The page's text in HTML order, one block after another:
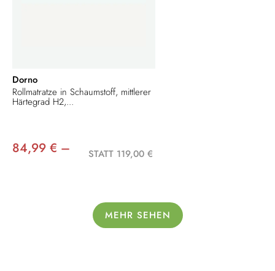
Dorno
Rollmatratze in Schaumstoff, mittlerer
Härtegrad H2,...
84,99 € – STATT 119,00 €
MEHR SEHEN